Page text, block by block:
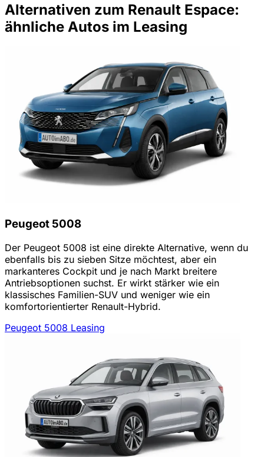
Alternativen zum Renault Espace:
ähnliche Autos im Leasing
Peugeot 5008
Der Peugeot 5008 ist eine direkte Alternative, wenn du
ebenfalls bis zu sieben Sitze möchtest, aber ein
markanteres Cockpit und je nach Markt breitere
Antriebsoptionen suchst. Er wirkt stärker wie ein
klassisches Familien-SUV und weniger wie ein
komfortorientierter Renault-Hybrid.
Peugeot 5008 Leasing